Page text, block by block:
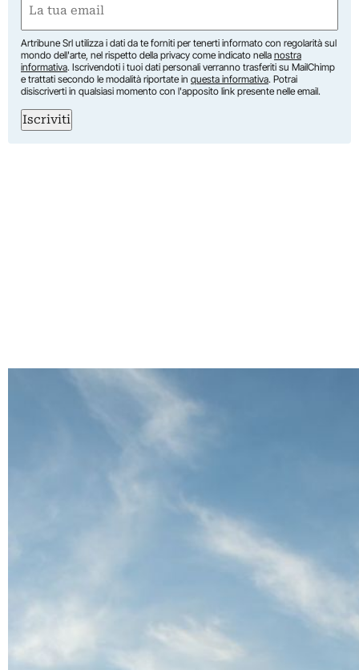
(Required)
Artribune Srl utilizza i dati da te forniti per tenerti informato con regolarità sul
mondo dell'arte, nel rispetto della privacy come indicato nella nostra
informativa. Iscrivendoti i tuoi dati personali verranno trasferiti su MailChimp
e trattati secondo le modalità riportate in questa informativa. Potrai
disiscriverti in qualsiasi momento con l'apposito link presente nelle email.
Iscriviti